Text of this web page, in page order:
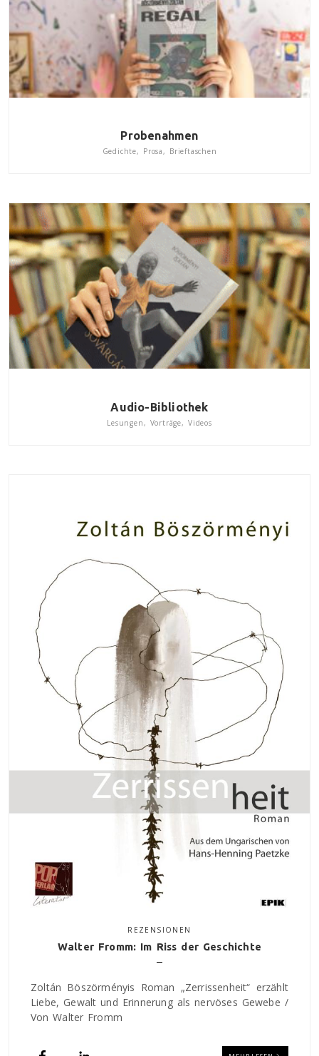
Probenahmen
Gedichte, Prosa, Brieftaschen
Audio-Bibliothek
Lesungen, Vorträge, Videos
REZENSIONEN
Walter Fromm: Im Riss der Geschichte
Zoltán Böszörményis Roman „Zerrissenheit“ erzählt
Liebe, Gewalt und Erinnerung als nervöses Gewebe /
Von Walter Fromm